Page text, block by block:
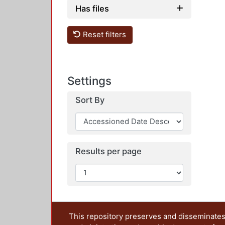
Has files
Reset filters
Settings
Sort By
Results per page
This repository preserves and